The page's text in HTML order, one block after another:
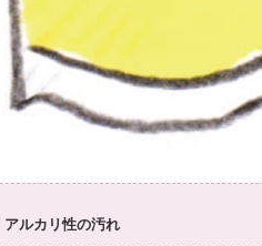
アルカリ性の汚れ